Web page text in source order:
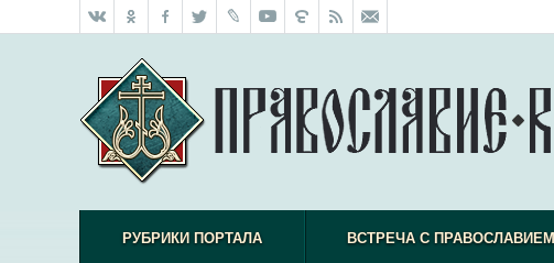
РУБРИКИ ПОРТАЛА ВСТРЕЧА С ПРАВОСЛАВИЕМ